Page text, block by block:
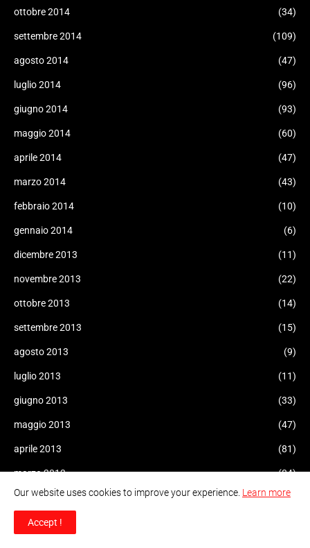
ottobre 2014 (34)
settembre 2014 (109)
agosto 2014 (47)
luglio 2014 (96)
giugno 2014 (93)
maggio 2014 (60)
aprile 2014 (47)
marzo 2014 (43)
febbraio 2014 (10)
gennaio 2014 (6)
dicembre 2013 (11)
novembre 2013 (22)
ottobre 2013 (14)
settembre 2013 (15)
agosto 2013 (9)
luglio 2013 (11)
giugno 2013 (33)
maggio 2013 (47)
aprile 2013 (81)
marzo 2013 (84)
febbraio 2013 (76)
gennaio 2013
Our website uses cookies to improve your experience. Learn more
Accept !